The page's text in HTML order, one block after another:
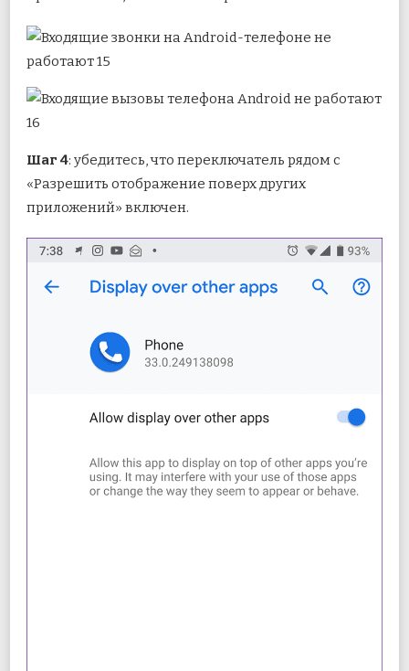
Шаг 4: убедитесь, что переключатель рядом с
«Разрешить отображение поверх других
приложений» включен.